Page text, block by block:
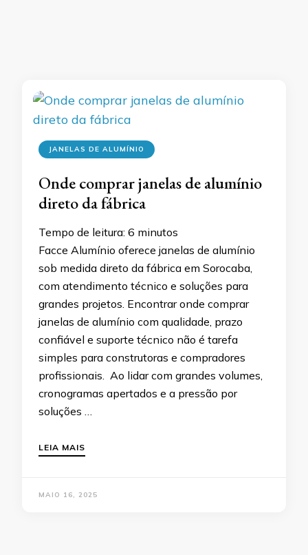
JANELAS DE ALUMÍNIO
Onde comprar janelas de alumínio
direto da fábrica
Tempo de leitura: 6 minutos
Facce Alumínio oferece janelas de alumínio
sob medida direto da fábrica em Sorocaba,
com atendimento técnico e soluções para
grandes projetos. Encontrar onde comprar
janelas de alumínio com qualidade, prazo
confiável e suporte técnico não é tarefa
simples para construtoras e compradores
profissionais. Ao lidar com grandes volumes,
cronogramas apertados e a pressão por
soluções …
LEIA MAIS
MAIO 16, 2025